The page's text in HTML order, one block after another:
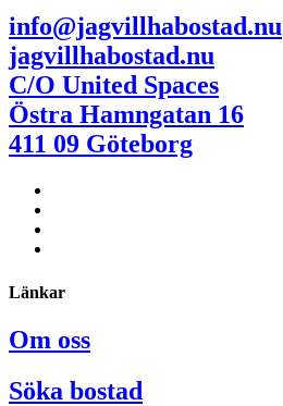
info@jagvillhabostad.nu
jagvillhabostad.nu
C/O United Spaces
Östra Hamngatan 16
411 09 Göteborg
Länkar
Om oss
Söka bostad